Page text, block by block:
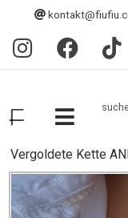
Vergoldete Kette